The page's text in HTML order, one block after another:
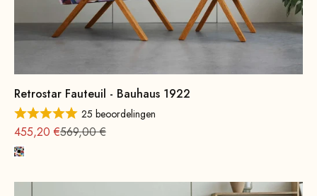
Retrostar Fauteuil - Bauhaus 1922
25 beoordelingen
Aanbieding vanaf
455,20 €Normale
569,00 €
Kleurrijk